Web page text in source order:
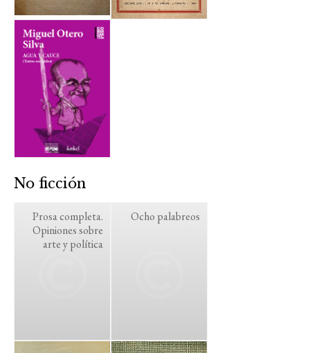
No ficción
Prosa completa.
Opiniones sobre
arte y política
Ocho palabreos